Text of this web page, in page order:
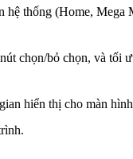
hệ thống (Home, Mega
chọn/bỏ chọn, và tối
hiển thị cho màn